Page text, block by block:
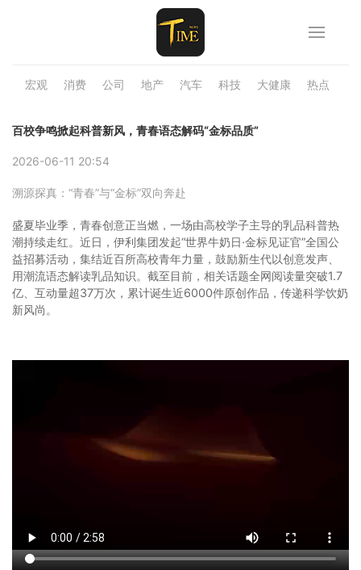
宏观 消费 公司 地产 汽车 科技 大健康 热点
百校争鸣掀起科普新风，青春语态解码“金标品质”
2026-06-11 20:54
溯源探真：“青春”与“金标”双向奔赴
盛夏毕业季，青春创意正当燃，一场由高校学子主导的乳品科普热
潮持续走红。近日，伊利集团发起“世界牛奶日·金标见证官”全国公
益招募活动，集结近百所高校青年力量，鼓励新生代以创意发声、
用潮流语态解读乳品知识。截至目前，相关话题全网阅读量突破1.7
亿、互动量超37万次，累计诞生近6000件原创作品，传递科学饮奶
新风尚。